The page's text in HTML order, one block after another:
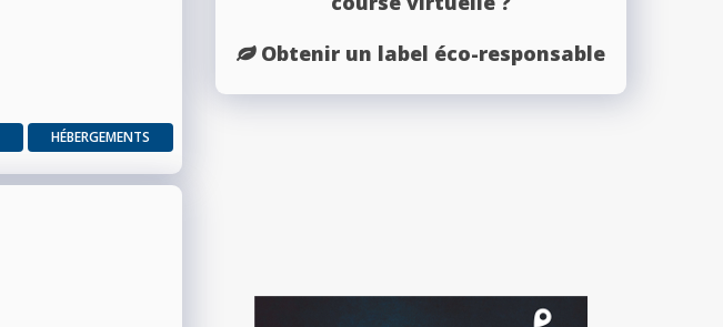
HÉBERGEMENTS
Obtenir un label éco-responsable